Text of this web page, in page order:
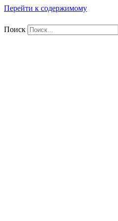
Перейти к содержимому
Поиск